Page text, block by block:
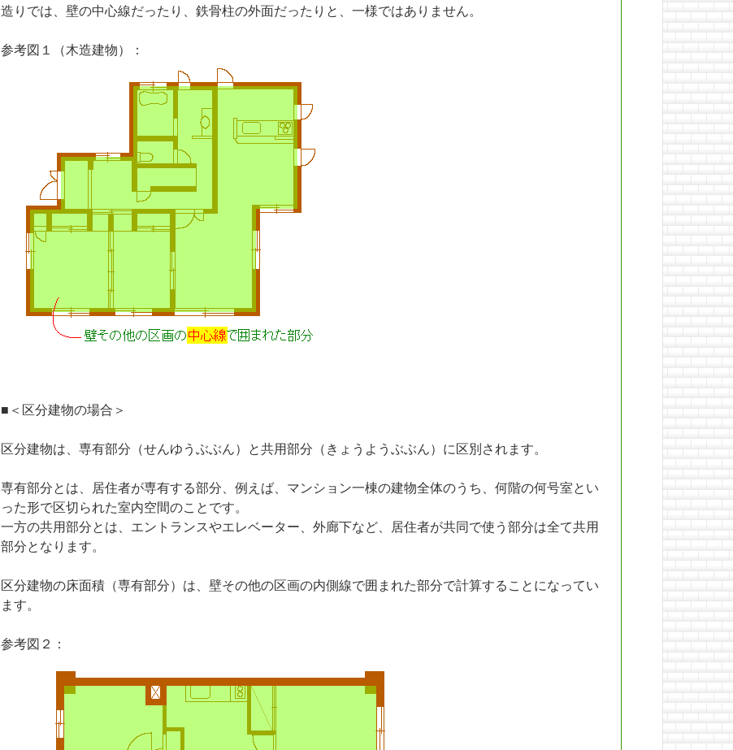
造りでは、壁の中心線だったり、鉄骨柱の外面だったりと、一様ではありません。
参考図１（木造建物）：
■＜区分建物の場合＞
区分建物は、専有部分（せんゆうぶぶん）と共用部分（きょうようぶぶん）に区別されます。
専有部分とは、居住者が専有する部分、例えば、マンション一棟の建物全体のうち、何階の何号室とい
った形で区切られた室内空間のことです。
一方の共用部分とは、エントランスやエレベーター、外廊下など、居住者が共同で使う部分は全て共用
部分となります。
区分建物の床面積（専有部分）は、壁その他の区画の内側線で囲まれた部分で計算することになってい
ます。
参考図２：